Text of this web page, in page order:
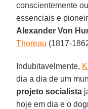
conscientemente
essenciais e
Alexander Von
Thoreau (1817-
Indubitavelmente,
dia a dia de um
projeto socialista
hoje em dia e o